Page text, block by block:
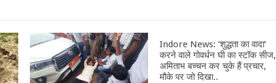
Indore News: ‘शुद्धता का वादा’
करने वाले गोवर्धन घी का स्टॉक सीज,
अमिताभ बच्चन कर चुके हैं प्रचार,
मौके पर जो दिखा..